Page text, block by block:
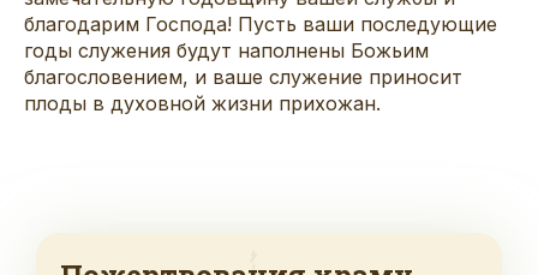
благодарим Господа! Пусть ваши последующие
годы служения будут наполнены Божьим
благословением, и ваше служение приносит
плоды в духовной жизни прихожан.